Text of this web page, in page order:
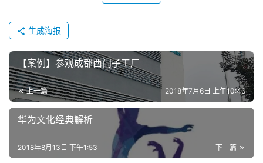
生成海报
【案例】参观成都西门子工厂
上一篇 2018年7月6日 上午10:46
华为文化经典解析
下一篇
2018年8月13日 下午1:53